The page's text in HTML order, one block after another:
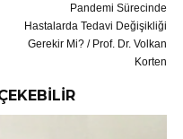
Pandemi Sürecinde
Hastalarda Tedavi Değişikliği
Gerekir Mi? / Prof. Dr. Volkan
Korten